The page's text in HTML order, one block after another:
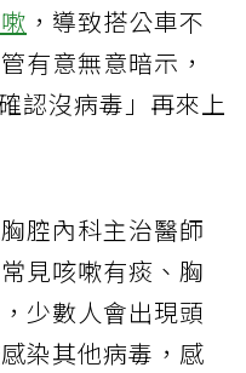
，導致搭公車不
有意無意暗示，
認沒病毒」再來上
腔內科主治醫師
見咳嗽有痰、胸
少數人會出現頭
染其他病毒，感